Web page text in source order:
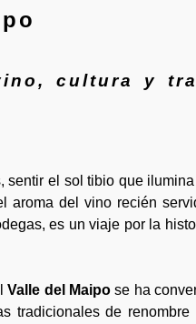
cultura y
sentir el sol tibio que
aroma del vino recién
es un viaje por la
Valle del Maipo se ha
tradicionales de